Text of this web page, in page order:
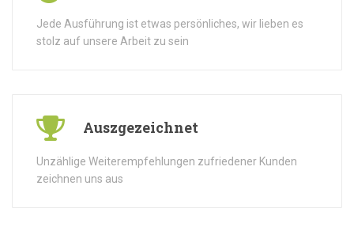
Jede Ausführung ist etwas persönliches, wir lieben es
stolz auf unsere Arbeit zu sein
Auszgezeichnet
Unzählige Weiterempfehlungen zufriedener Kunden
zeichnen uns aus